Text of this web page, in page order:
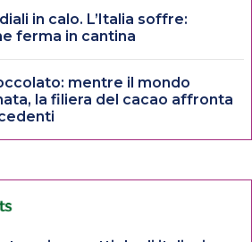
in calo. L’Italia soffre:
ferma in cantina
mentre il mondo
la filiera del cacao affronta